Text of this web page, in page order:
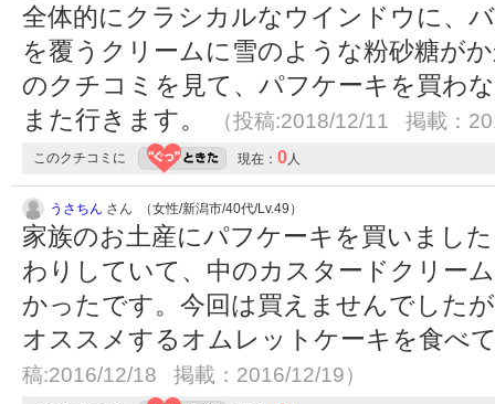
全体的にクラシカルなウインドウに、
を覆うクリームに雪のような粉砂糖が
のクチコミを見て、パフケーキを買わ
また行きます。
（投稿:2018/12/11 掲載：
このクチコミに 現在： 0 人
うさちん さん （女性/新潟市/40代/Lv.49）
家族のお土産にパフケーキを買いまし
わりしていて、中のカスタードクリー
かったです。今回は買えませんでした
オススメするオムレットケーキを食べ
稿:2016/12/18 掲載：2016/12/19）